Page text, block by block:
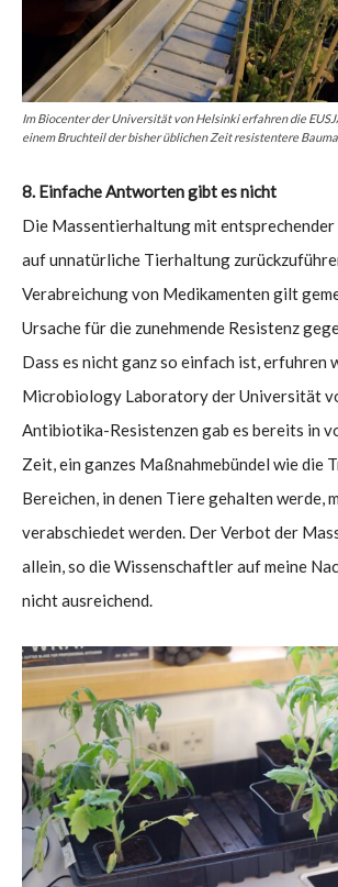
Im Biocenter der Universität von Helsinki erfahren die
einem Bruchteil der bisher üblichen Zeit resistentere
8. Einfache Antworten gibt es nicht
Die Massentierhaltung mit entsprechender
auf unnatürliche Tierhaltung
Verabreichung von Medikamenten gilt
Ursache für die zunehmende Resistenz
Dass es nicht ganz so einfach ist, erfuhren
Microbiology Laboratory der Universität
Antibiotika-Resistenzen gab es bereits in
Zeit, ein ganzes Maßnahmebündel wie die
Bereichen, in denen Tiere gehalten werde,
verabschiedet werden. Der Verbot der
allein, so die Wissenschaftler auf meine
nicht ausreichend.